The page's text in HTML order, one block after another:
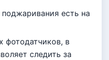
поджаривания есть на
фотодатчиков, в
следить за